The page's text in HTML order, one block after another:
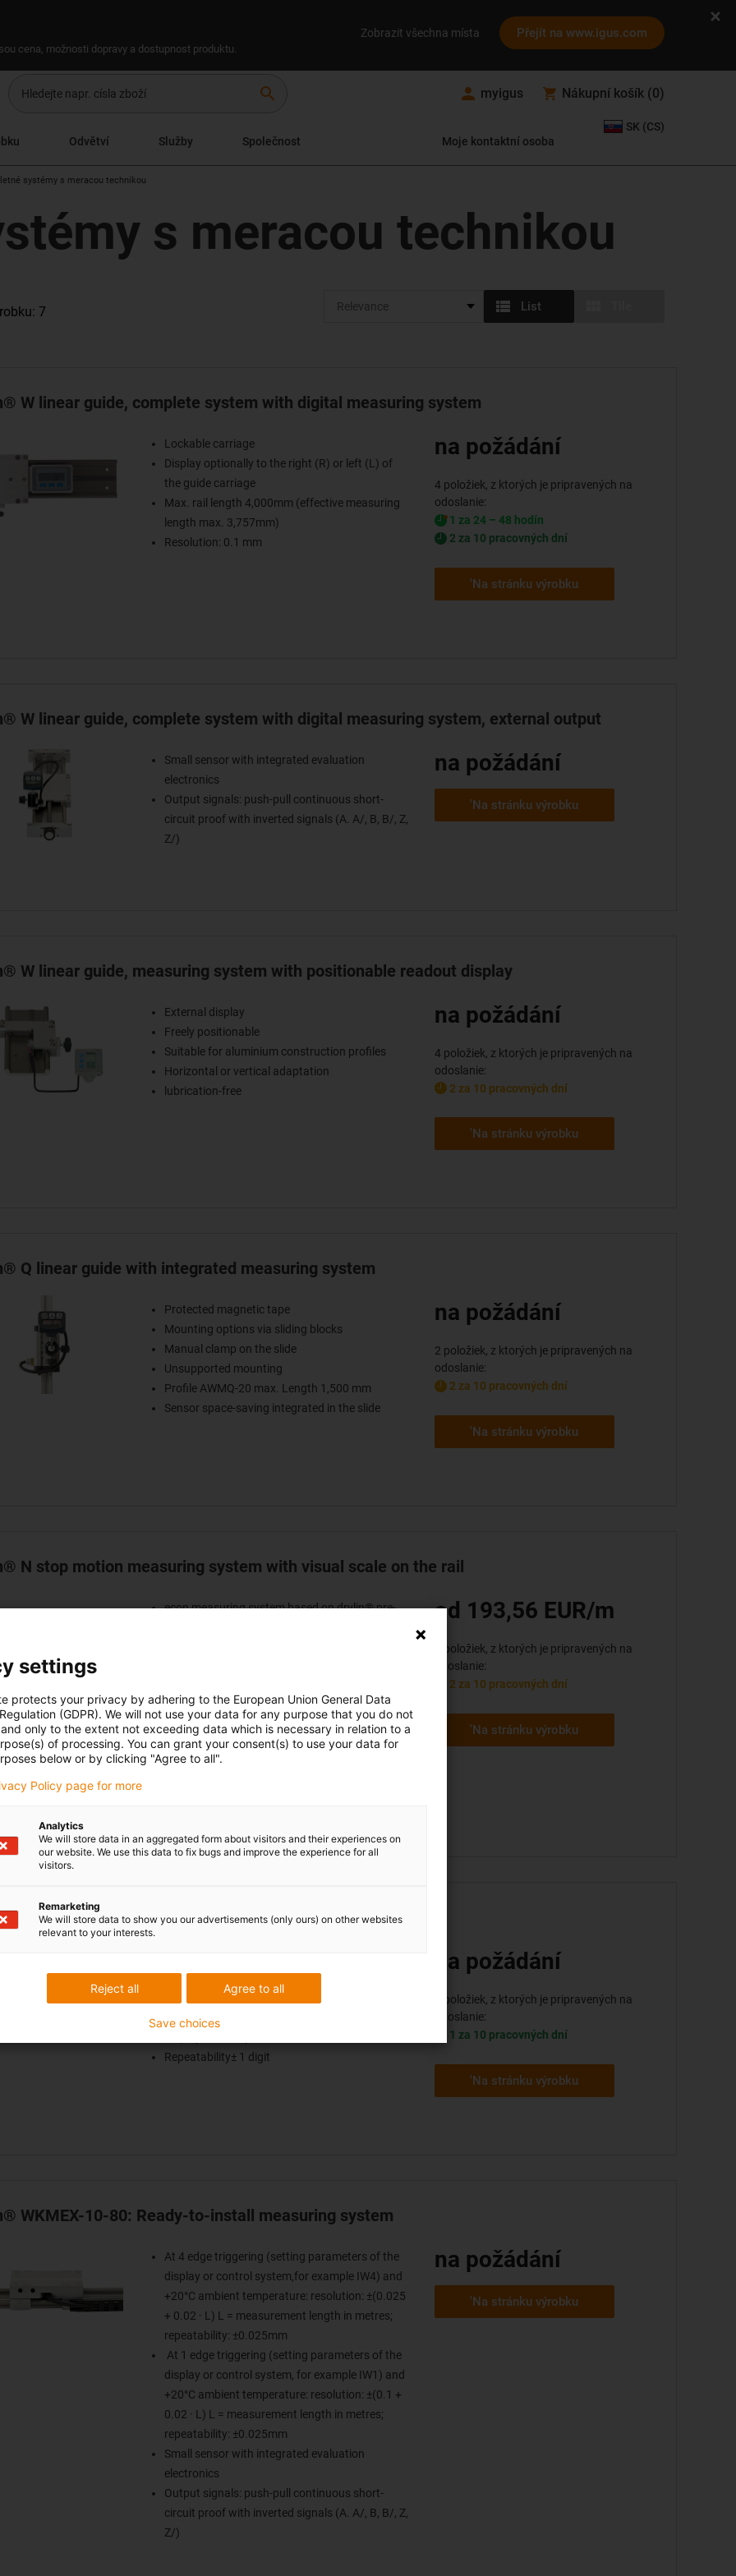
cena, možnosti dopravy a dostupnost produktu.
Zobrazit všechna místa Přejít na www.igus.com
search myigus Nákupní košík (0)
Odvětví Služby Společnost Moje kontaktní osoba
SK (CS)
systémy s meracou technikou
s meracou technikou
List
7
W linear guide, complete system with digital measuring system
Lockable carriage
Display optionally to the right (R) or left (L) of
the guide carriage
Max. rail length 4,000mm (effective measuring
length max. 3,757mm)
Resolution: 0.1 mm
na požádání
4 položiek, z ktorých je pripravených na
odoslanie:
1 za 24 – 48 hodín
2 za 10 pracovných dní
'Na stránku výrobku
W linear guide, complete system with digital measuring system, external output
Small sensor with integrated evaluation
electronics
Output signals: push-pull continuous short-
circuit proof with inverted signals (A. A/, B, B/, Z,
Z/)
na požádání
'Na stránku výrobku
W linear guide, measuring system with positionable readout display
External display
Freely positionable
Suitable for aluminium construction profiles
Horizontal or vertical adaptation
lubrication-free
na požádání
4 položiek, z ktorých je pripravených na
odoslanie:
2 za 10 pracovných dní
'Na stránku výrobku
Q linear guide with integrated measuring system
Protected magnetic tape
Mounting options via sliding blocks
Manual clamp on the slide
Unsupported mounting
Profile AWMQ-20 max. Length 1,500 mm
Sensor space-saving integrated in the slide
na požádání
2 položiek, z ktorých je pripravených na
odoslanie:
2 za 10 pracovných dní
'Na stránku výrobku
N stop motion measuring system with visual scale on the rail
econ measuring system based on drylin® pre-
Cost-effective, durable, practical
Guaranteed holding forces from 1.3N to 11.7N
Due to stop motion pre-loading, the measuring
system is suitable for vertical installation
od 193,56 EUR/m
2 položiek, z ktorých je pripravených na
odoslanie:
2 za 10 pracovných dní
'Na stránku výrobku
measuring system, series 11, WKM2
value function through battery buffer
Display Lowest Power LCD with integrated
sensor, battery operated
Repeatability± 1 digit
na požádání
1 položiek, z ktorých je pripravených na
odoslanie:
1 za 10 pracovných dní
'Na stránku výrobku
WKMEX-10-80: Ready-to-install measuring system
At 4 edge triggering (setting parameters of the
display or control system,for example IW4) and
+20°C ambient temperature: resolution: ±(0.025
+ 0.02 · L) L = measurement length in metres;
repeatability: ±0.025mm
At 1 edge triggering (setting parameters of the
display or control system, for example IW1) and
+20°C ambient temperature: resolution: ±(0.1 +
0.02 · L) L = measurement length in metres;
repeatability: ±0.025mm
Small sensor with integrated evaluation
electronics
Output signals: push-pull continuous short-
circuit proof with inverted signals (A. A/, B, B/, Z,
Z/)
na požádání
'Na stránku výrobku
settings
protects your privacy by adhering to the European Union General Data
(GDPR). We will not use your data for any purpose that you do not
only to the extent not exceeding data which is necessary in relation to a
of processing. You can grant your consent(s) to use your data for
below or by clicking "Agree to all".
Policy page for more
Analytics
We will store data in an aggregated form about visitors and their experiences on
our website. We use this data to fix bugs and improve the experience for all
visitors.
Remarketing
We will store data to show you our advertisements (only ours) on other websites
relevant to your interests.
Agree to all
Reject all
Save choices